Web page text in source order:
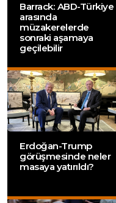
Barrack: ABD-Türkiye
arasında
müzakerelerde
sonraki aşamaya
geçilebilir
Erdoğan-Trump
görüşmesinde neler
masaya yatırıldı?